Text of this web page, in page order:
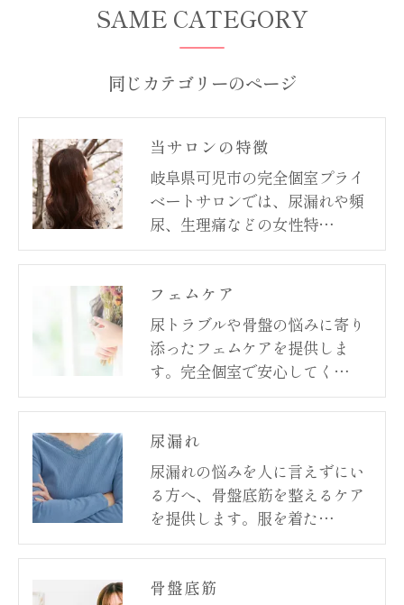
同じカテゴリーのページ
SAME CATEGORY
当サロンの特徴
岐阜県可児市の完全個室プライ
ベートサロンでは、尿漏れや頻
尿、生理痛などの女性特…
フェムケア
尿トラブルや骨盤の悩みに寄り
添ったフェムケアを提供しま
す。完全個室で安心してく…
尿漏れ
尿漏れの悩みを人に言えずにい
る方へ、骨盤底筋を整えるケア
を提供します。服を着た…
骨盤底筋